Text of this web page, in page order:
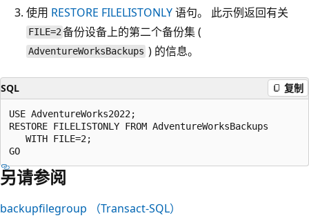
使用 RESTORE FILELISTONLY语句。 此示例返回有关
FILE=2备份设备上的第二个备份集 (
AdventureWorksBackups ) 的信息。
SQL 复制
USE AdventureWorks2022;
RESTORE FILELISTONLY FROM AdventureWorksBackups
   WITH FILE=2;
另请参阅
backupfilegroup （Transact-SQL）